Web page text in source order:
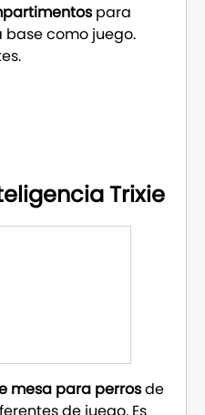
para
como juego.
Trixie
mesa para perrosde